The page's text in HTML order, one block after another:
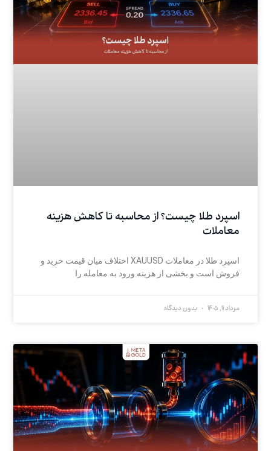
اسپرد طلا چیست؟ از محاسبه تا کاهش هزینه
معاملات
اسپرد طلا در معاملات XAUUSD اختلاف میان قیمت خرید و
فروش است و بخشی از هزینه ورود به معامله را
مرداد 11, 1405 بدون دیدگاه